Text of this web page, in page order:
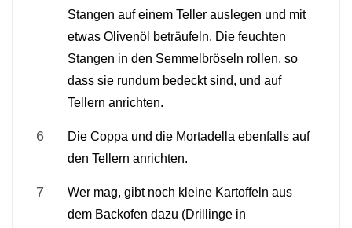
Stangen auf einem Teller auslegen und mit
etwas Olivenöl beträufeln. Die feuchten
Stangen in den Semmelbröseln rollen, so
dass sie rundum bedeckt sind, und auf
Tellern anrichten.
Die Coppa und die Mortadella ebenfalls auf
den Tellern anrichten.
Wer mag, gibt noch kleine Kartoffeln aus
dem Backofen dazu (Drillinge in